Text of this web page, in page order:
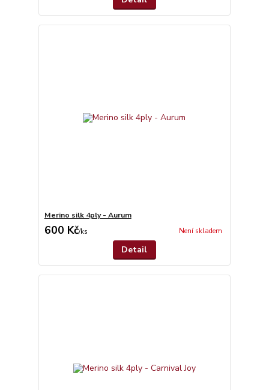
Merino silk 4ply - Aurum
600 Kč/ks Není skladem
Detail